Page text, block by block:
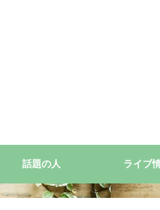
話題の人 ライブ